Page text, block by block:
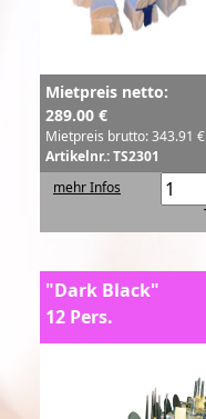
Mietpreis netto:
289.00 €
Mietpreis brutto: 343.91 €
Artikelnr.: TS2301
mehr Infos
"Dark Black"
12 Pers.